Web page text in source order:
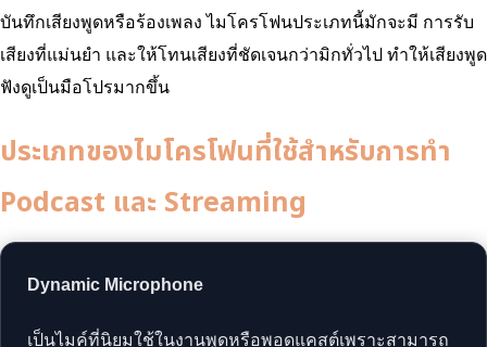
บันทึกเสียงพูดหรือร้องเพลง ไมโครโฟนประเภทนี้มักจะมี การรับ
เสียงที่แม่นยำ และให้โทนเสียงที่ชัดเจนกว่ามิกทั่วไป ทำให้เสียงพูด
ฟังดูเป็นมือโปรมากขึ้น
ประเภทของไมโครโฟนที่ใช้สำหรับการทำ
Podcast และ Streaming
Dynamic Microphone
เป็นไมค์ที่นิยมใช้ในงานพูดหรือพอดแคสต์เพราะสามารถ